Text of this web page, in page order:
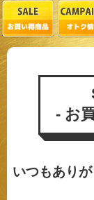
- お
いつもあり